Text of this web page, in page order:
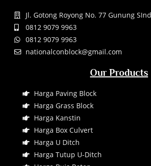
Jl. Gotong Royong No. 77 Gunung
0812 9079 9963
0812 9079 9963
nationalconblock@gmail.com
Our Products
Harga Paving Block
Harga Grass Block
Harga Kanstin
Harga Box Culvert
Harga U Ditch
Harga Tutup U-Ditch